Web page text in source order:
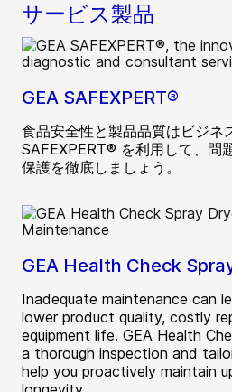
サービス製品
GEA SAFEXPERT®
食品安全性と製品品質はビジネ
SAFEXPERT® を利用して、問
保護を徹底しましょう。
GEA Health Check
Inadequate maintenance can
lower product quality, costly
equipment life. GEA Health
a thorough inspection and
help you proactively maintain